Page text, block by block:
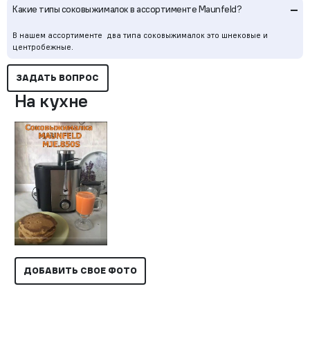
Какие типы соковыжималок в ассортименте Maunfeld? –
В нашем ассортименте два типа соковыжималок это шнековые и
центробежные.
ЗАДАТЬ ВОПРОС
На кухне
ДОБАВИТЬ СВОЕ ФОТО